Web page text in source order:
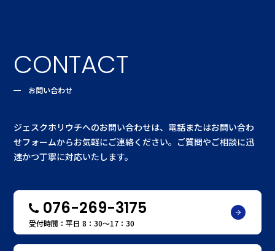
CONTACT
お問い合わせ
ジェスクホリウチへのお問い合わせは、電話またはお問い合わ
せフォームからお気軽にご連絡ください。ご質問やご相談に迅
速かつ丁寧に対応いたします。
076-269-3175
受付時間：平日 8：30〜17：30